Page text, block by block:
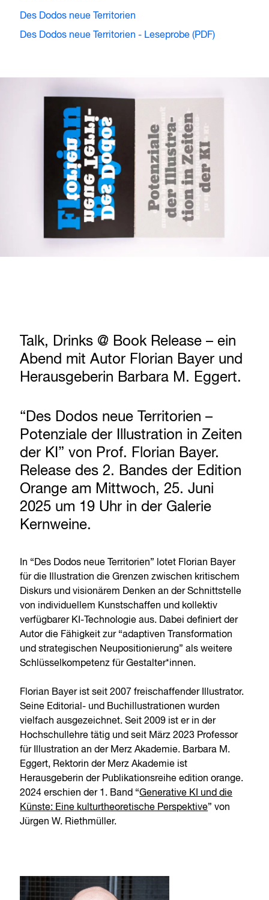
Des Dodos neue Territorien
Des Dodos neue Territorien - Leseprobe (PDF)
Talk, Drinks @ Book Release – ein
Abend mit Autor Florian Bayer und
Herausgeberin Barbara M. Eggert.
“Des Dodos neue Territorien –
Potenziale der Illustration in Zeiten
der KI” von Prof. Florian Bayer.
Release des 2. Bandes der Edition
Orange am Mittwoch, 25. Juni
2025 um 19 Uhr in der Galerie
Kernweine.
In “Des Dodos neue Territorien” lotet Florian Bayer
für die Illustration die Grenzen zwischen kritischem
Diskurs und visionärem Denken an der Schnittstelle
von individuellem Kunstschaffen und kollektiv
verfügbarer KI-Technologie aus. Dabei definiert der
Autor die Fähigkeit zur “adaptiven Transformation
und strategischen Neupositionierung” als weitere
Schlüsselkompetenz für Gestalter*innen.
Florian Bayer ist seit 2007 freischaffender Illustrator.
Seine Editorial- und Buchillustrationen wurden
vielfach ausgezeichnet. Seit 2009 ist er in der
Hochschullehre tätig und seit März 2023 Professor
für Illustration an der Merz Akademie. Barbara M.
Eggert, Rektorin der Merz Akademie ist
Herausgeberin der Publikationsreihe edition orange.
2024 erschien der 1. Band “Generative KI und die
Künste: Eine kulturtheoretische Perspektive” von
Jürgen W. Riethmüller.